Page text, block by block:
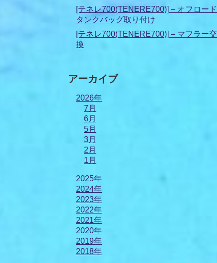
[テネレ700(TENERE700)] – オフロード
タンクバッグ取り付け
[テネレ700(TENERE700)] – マフラー交
換
アーカイブ
2026年
7月
6月
5月
3月
2月
1月
2025年
2024年
2023年
2022年
2021年
2020年
2019年
2018年